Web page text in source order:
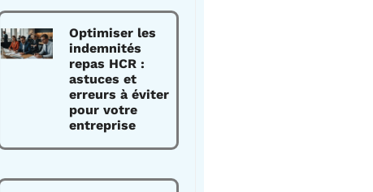
Optimiser les
indemnités
repas HCR :
astuces et
erreurs à éviter
pour votre
entreprise